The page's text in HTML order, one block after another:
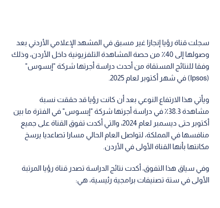
سجلت قناة رؤيا إنجازا غير مسبق في المشهد الإعلامي الأردني بعد
وصولها إلى 40٪ من حصة المشاهدة التلفزيونية داخل الأردن، وذلك
وفقا للنتائج المستقاة من أحدث دراسة أجرتها شركة "إبسوس"
(Ipsos) في شهر أكتوبر لعام 2025.
ويأتي هذا الارتفاع النوعي بعد أن كانت رؤيا قد حققت نسبة
مشاهدة 38.3٪ في دراسة أجرتها شركة "إبسوس" في الفترة ما بين
أكتوبر حتى ديسمبر لعام 2024، والتي أكدت تفوق القناة على جميع
منافسها في المملكة، لتواصل العام الحالي مسارا تصاعديا يرسخ
مكانتها بأنها القناة الأولى في الأردن.
وفي سياق هذا التفوق، أكدت نتائج الدراسة تصدر قناة رؤيا المرتبة
الأولى في ستة تصنيفات برامجية رئيسية، هي: